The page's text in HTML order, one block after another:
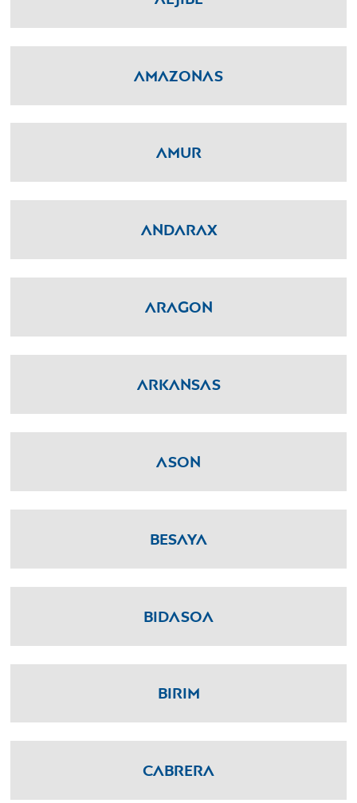
Amazonas
Amur
Andarax
Aragon
Arkansas
Ason
Besaya
Bidasoa
Birim
Cabrera